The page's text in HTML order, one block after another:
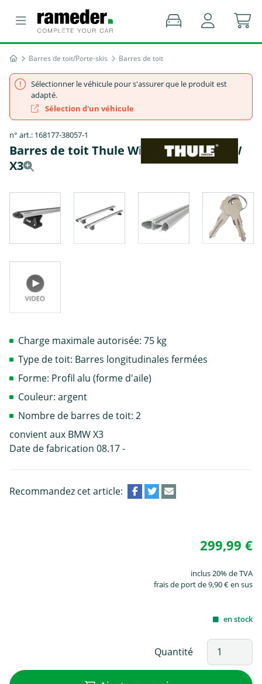
Barres de toit/Porte-skis Barres de toit
Sélectionner le véhicule pour s'assurer que le produit est
adapté.
Sélection d'un véhicule
n° art.: 168177-38057-1
Barres de toit Thule WingBar EVO - BMW
X3
Charge maximale autorisée: 75 kg
Type de toit: Barres longitudinales fermées
Forme: Profil alu (forme d'aile)
Couleur: argent
Nombre de barres de toit: 2
convient aux BMW X3
Date de fabrication 08.17 -
Recommandez cet article:
299,99 €
inclus 20% de TVA
frais de port de 9,90 € en sus
en stock
Quantité